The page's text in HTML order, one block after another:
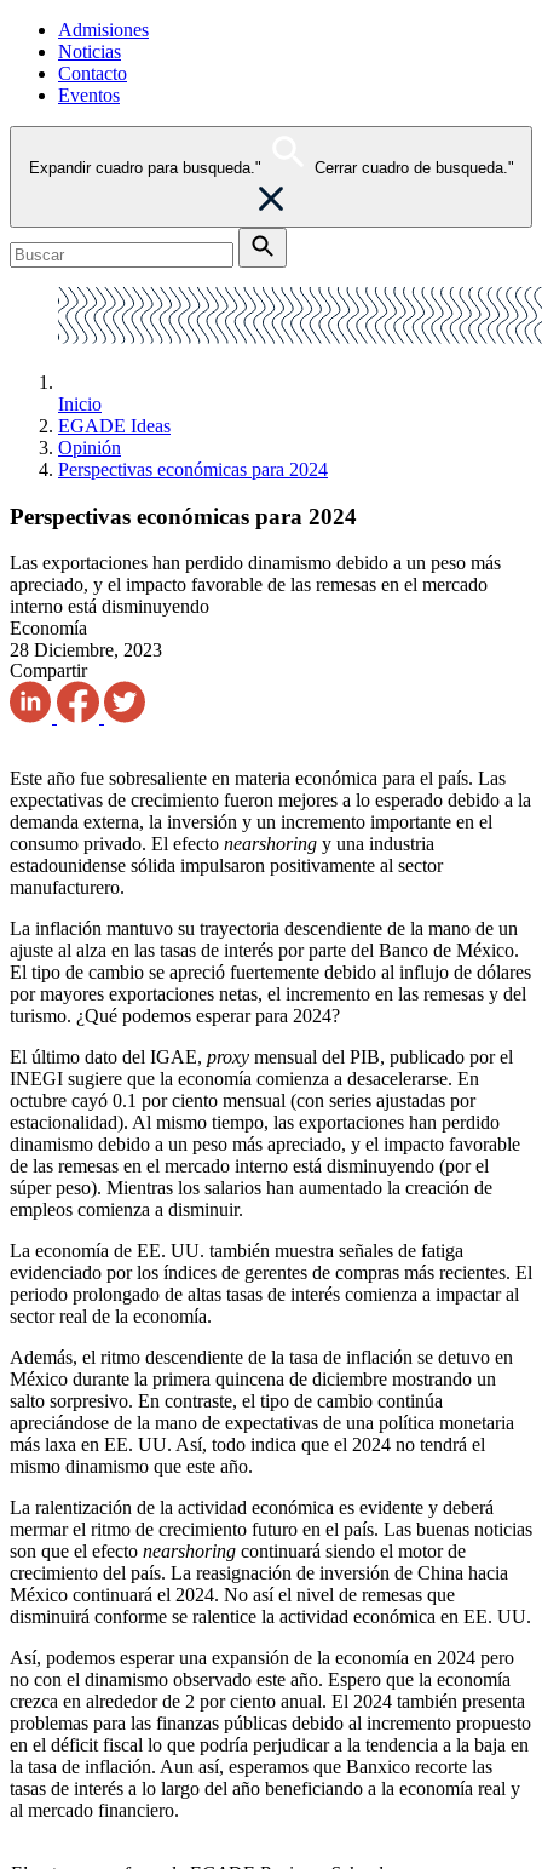
Admisiones
Noticias
Contacto
Eventos
Expandir cuadro para busqueda." Cerrar cuadro de busqueda."
Inicio
EGADE Ideas
Opinión
Perspectivas económicas para 2024
Perspectivas económicas para 2024
Las exportaciones han perdido dinamismo debido a un peso más
apreciado, y el impacto favorable de las remesas en el mercado
interno está disminuyendo
Economía
28 Diciembre, 2023
Compartir
Este año fue sobresaliente en materia económica para el país. Las
expectativas de crecimiento fueron mejores a lo esperado debido a la
demanda externa, la inversión y un incremento importante en el
consumo privado. El efecto nearshoring y una industria
estadounidense sólida impulsaron positivamente al sector
manufacturero.
La inflación mantuvo su trayectoria descendiente de la mano de un
ajuste al alza en las tasas de interés por parte del Banco de México.
El tipo de cambio se apreció fuertemente debido al influjo de dólares
por mayores exportaciones netas, el incremento en las remesas y del
turismo. ¿Qué podemos esperar para 2024?
El último dato del IGAE, proxy mensual del PIB, publicado por el
INEGI sugiere que la economía comienza a desacelerarse. En
octubre cayó 0.1 por ciento mensual (con series ajustadas por
estacionalidad). Al mismo tiempo, las exportaciones han perdido
dinamismo debido a un peso más apreciado, y el impacto favorable
de las remesas en el mercado interno está disminuyendo (por el
súper peso). Mientras los salarios han aumentado la creación de
empleos comienza a disminuir.
La economía de EE. UU. también muestra señales de fatiga
evidenciado por los índices de gerentes de compras más recientes. El
periodo prolongado de altas tasas de interés comienza a impactar al
sector real de la economía.
Además, el ritmo descendiente de la tasa de inflación se detuvo en
México durante la primera quincena de diciembre mostrando un
salto sorpresivo. En contraste, el tipo de cambio continúa
apreciándose de la mano de expectativas de una política monetaria
más laxa en EE. UU. Así, todo indica que el 2024 no tendrá el
mismo dinamismo que este año.
La ralentización de la actividad económica es evidente y deberá
mermar el ritmo de crecimiento futuro en el país. Las buenas noticias
son que el efecto nearshoring continuará siendo el motor de
crecimiento del país. La reasignación de inversión de China hacia
México continuará el 2024. No así el nivel de remesas que
disminuirá conforme se ralentice la actividad económica en EE. UU.
Así, podemos esperar una expansión de la economía en 2024 pero
no con el dinamismo observado este año. Espero que la economía
crezca en alrededor de 2 por ciento anual. El 2024 también presenta
problemas para las finanzas públicas debido al incremento propuesto
en el déficit fiscal lo que podría perjudicar a la tendencia a la baja en
la tasa de inflación. Aun así, esperamos que Banxico recorte las
tasas de interés a lo largo del año beneficiando a la economía real y
al mercado financiero.